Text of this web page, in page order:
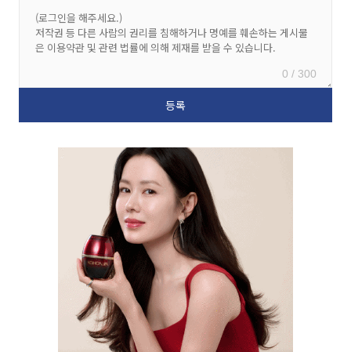
0 / 300